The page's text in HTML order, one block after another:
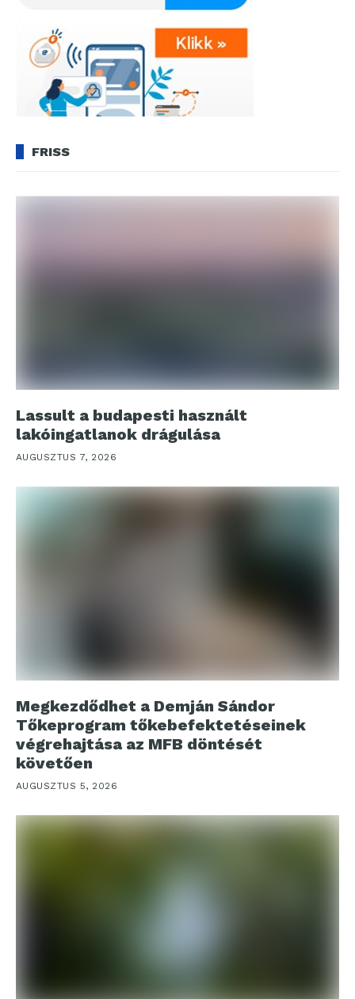
FRISS
Lassult a budapesti használt
lakóingatlanok drágulása
AUGUSZTUS 7, 2026
Megkezdődhet a Demján Sándor
Tőkeprogram tőkebefektetéseinek
végrehajtása az MFB döntését
követően
AUGUSZTUS 5, 2026